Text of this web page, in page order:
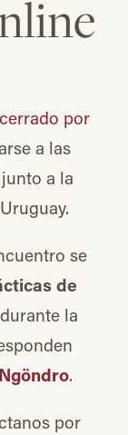
cerrado por
a las
junto a la
se
de
la
Ngöndro.
por